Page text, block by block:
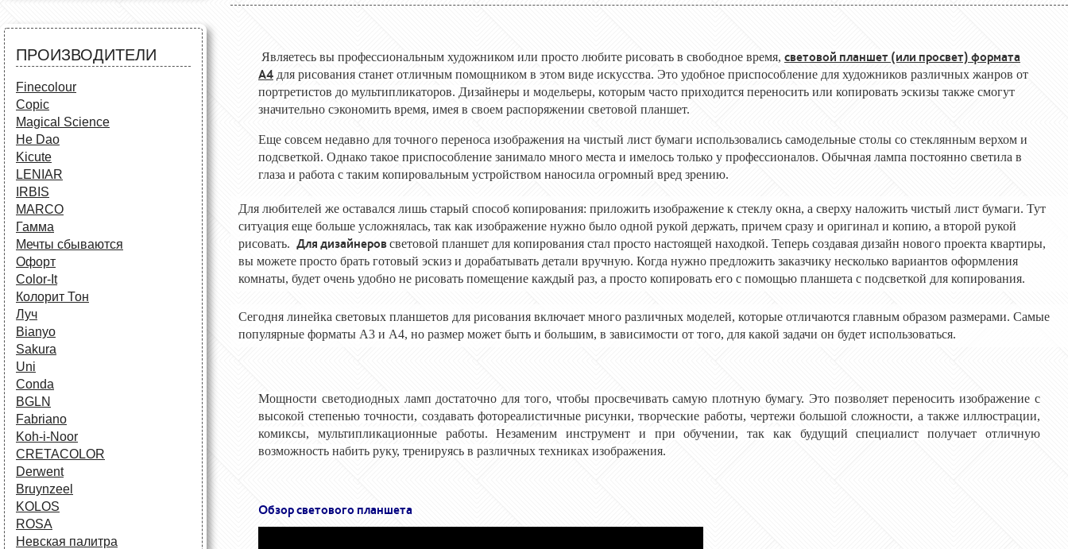
Все для черчения
Аксессуары для
школьников
ПРОИЗВОДИТЕЛИ
Finecolour
Copic
Magical Science
He Dao
Kicute
LENIAR
IRBIS
MARCO
Гамма
Мечты сбываются
Офорт
Сolor-It
Колорит Тон
Луч
Bianyo
Sakura
Uni
Conda
BGLN
Fabriano
Koh-i-Noor
CRETACOLOR
Derwent
Bruynzeel
KOLOS
ROSA
Невская палитра
Являетесь вы профессиональным художником или просто любите рисовать в свободное время, световой планшет (или просвет) формата
А4 для рисования станет отличным помощником в этом виде искусства. Это удобное приспособление для художников различных жанров от
портретистов до мультипликаторов. Дизайнеры и модельеры, которым часто приходится переносить или копировать эскизы также смогут
значительно сэкономить время, имея в своем распоряжении световой планшет.
Еще совсем недавно для точного переноса изображения на чистый лист бумаги использовались самодельные столы со стеклянным верхом и
подсветкой. Однако такое приспособление занимало много места и имелось только у профессионалов. Обычная лампа постоянно светила в
глаза и работа с таким копировальным устройством наносила огромный вред зрению.
Для любителей же оставался лишь старый способ копирования: приложить изображение к стеклу окна, а сверху наложить чистый лист бумаги. Тут
ситуация еще больше усложнялась, так как изображение нужно было одной рукой держать, причем сразу и оригинал и копию, а второй рукой
рисовать. Для дизайнеровсветовой планшет для копирования стал просто настоящей находкой. Теперь создавая дизайн нового проекта квартиры,
вы можете просто брать готовый эскиз и дорабатывать детали вручную. Когда нужно предложить заказчику несколько вариантов оформления
комнаты, будет очень удобно не рисовать помещение каждый раз, а просто копировать его с помощью планшета с подсветкой для копирования.
Сегодня линейка световых планшетов для рисования включает много различных моделей, которые отличаются главным образом размерами. Самые
популярные форматы А3 и А4, но размер может быть и большим, в зависимости от того, для какой задачи он будет использоваться.
Мощности светодиодных ламп достаточно для того, чтобы просвечивать самую плотную бумагу. Это позволяет переносить изображение с
высокой степенью точности, создавать фотореалистичные рисунки, творческие работы, чертежи большой сложности, а также иллюстрации,
комиксы, мультипликационные работы. Незаменим инструмент и при обучении, так как будущий специалист получает отличную
возможность набить руку, тренируясь в различных техниках изображения.
Обзор светового планшета